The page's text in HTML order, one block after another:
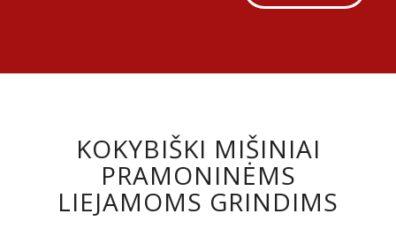
KOKYBIŠKI MIŠINIAI
PRAMONINĖMS
LIEJAMOMS GRINDIMS